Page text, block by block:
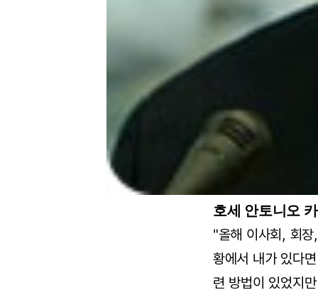
호세 안토니오
"올해 이사회, 회
황에서 내가 있다
련 방법이 있었지